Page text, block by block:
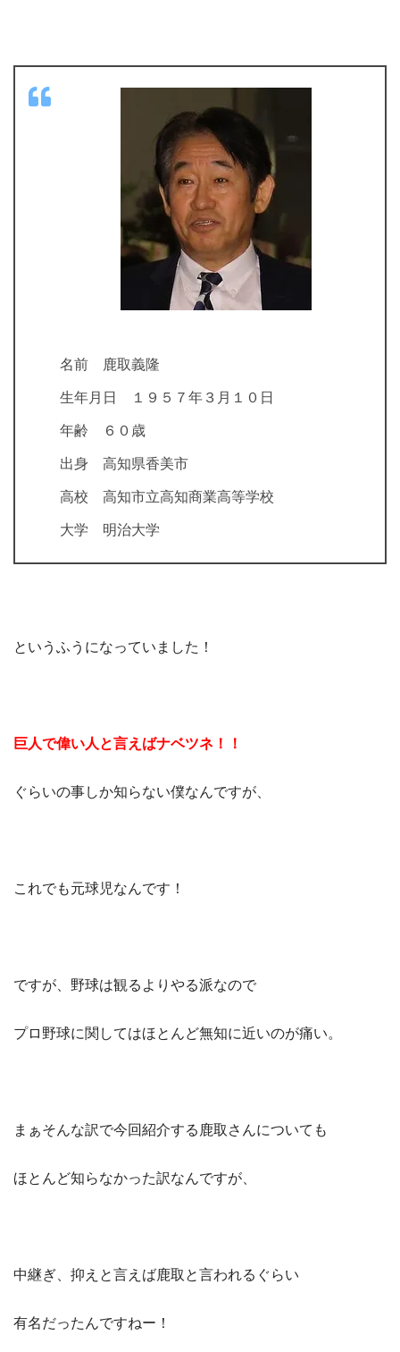
名前 鹿取義隆
生年月日 １９５７年３月１０日
年齢 ６０歳
出身 高知県香美市
高校 高知市立高知商業高等学校
大学 明治大学
というふうになっていました！
巨人で偉い人と言えばナベツネ！！
ぐらいの事しか知らない僕なんですが、
これでも元球児なんです！
ですが、野球は観るよりやる派なので
プロ野球に関してはほとんど無知に近いのが痛い。
まぁそんな訳で今回紹介する鹿取さんについても
ほとんど知らなかった訳なんですが、
中継ぎ、抑えと言えば鹿取と言われるぐらい
有名だったんですねー！